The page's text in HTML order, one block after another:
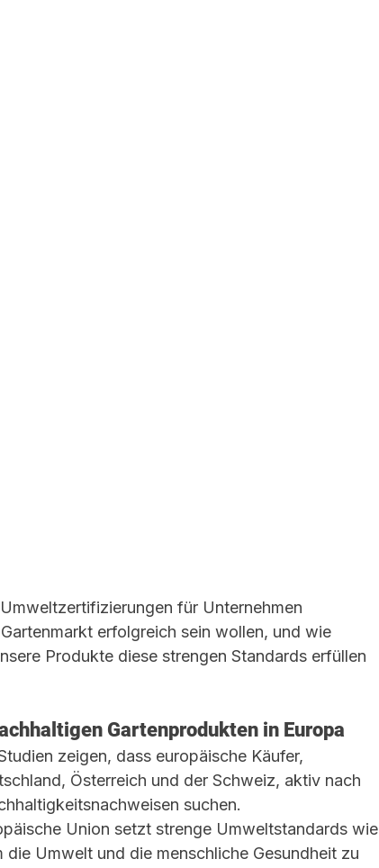
für Unternehmen
erfolgreich sein wollen, und wie
Produkte diese strengen Standards erfüllen
Gartenprodukten in Europa
zeigen, dass europäische Käufer,
Österreich und der Schweiz, aktiv nach
suchen.
Union setzt strenge Umweltstandards wie
die Umwelt und die menschliche Gesundheit zu